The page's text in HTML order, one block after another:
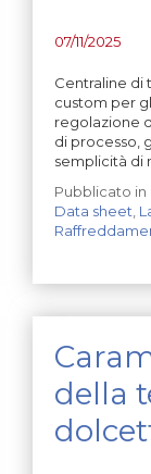
07/11/2025
Centraline di
custom per
regolazione
di processo,
semplicità di
Pubblicato in
Data sheet
della